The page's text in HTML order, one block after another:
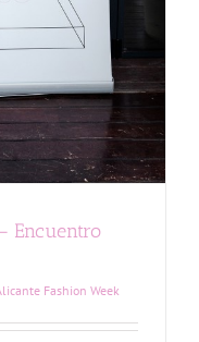
Encuentro
Fashion Week